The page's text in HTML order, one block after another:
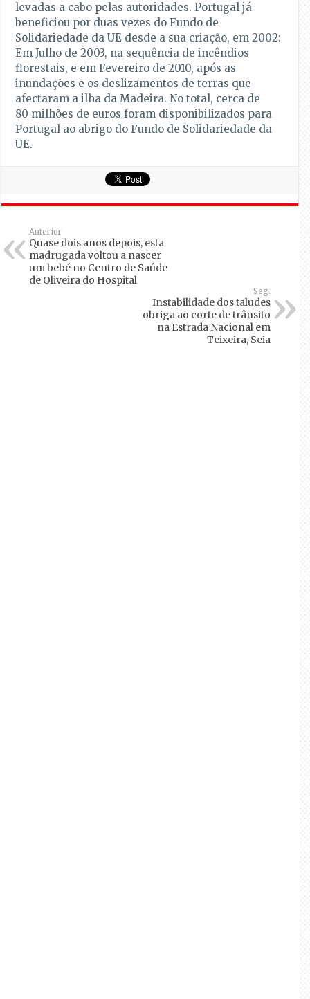
levadas a cabo pelas autoridades. Portugal já
beneficiou por duas vezes do Fundo de
Solidariedade da UE desde a sua criação, em 2002:
Em Julho de 2003, na sequência de incêndios
florestais, e em Fevereiro de 2010, após as
inundações e os deslizamentos de terras que
afectaram a ilha da Madeira. No total, cerca de
80 milhões de euros foram disponibilizados para
Portugal ao abrigo do Fundo de Solidariedade da
UE.
Anterior
Quase dois anos depois, esta
madrugada voltou a nascer
um bebé no Centro de Saúde
de Oliveira do Hospital
Seg.
Instabilidade dos taludes
obriga ao corte de trânsito
na Estrada Nacional em
Teixeira, Seia